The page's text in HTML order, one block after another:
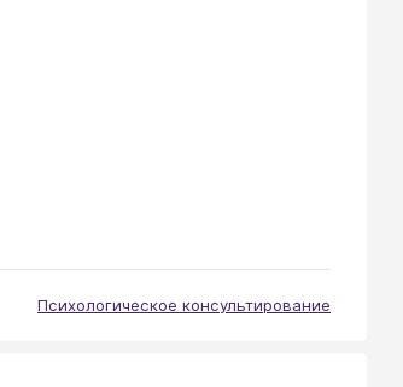
Психологическое консультирование